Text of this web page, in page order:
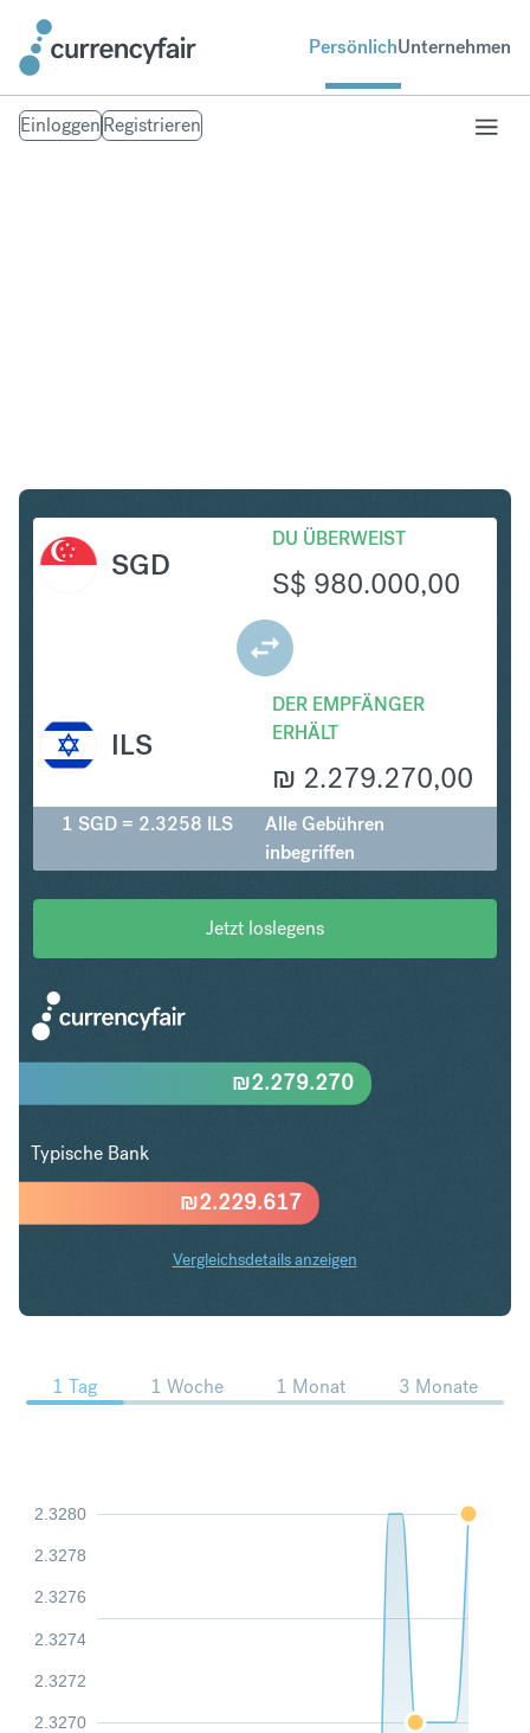
PersönlichUnternehmen
EinloggenRegistrieren
SGD
DU ÜBERWEIST
S$ 980.000,00
DER EMPFÄNGER
ERHÄLT
₪ 2.279.270,00
ILS
1 SGD = 2.3258 ILS
Alle Gebühren
inbegriffen
Jetzt loslegens
₪2.229.617
₪2.279.270
Typische Bank
Vergleichsdetails anzeigen
SGD in ILS Trends
1 Tag 1 Woche 1 Monat 3 Monate
2.3270
2.3272
2.3274
2.3276
2.3278
2.3280